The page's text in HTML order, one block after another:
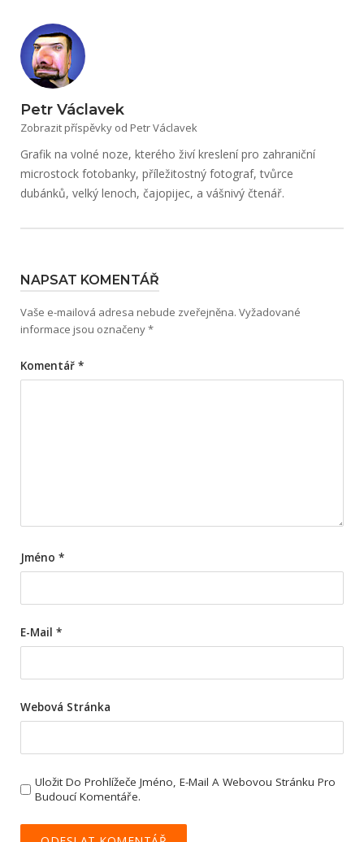
Petr Václavek
Zobrazit příspěvky od Petr Václavek
Grafik na volné noze, kterého živí kreslení pro zahraniční
microstock fotobanky, příležitostný fotograf, tvůrce
dubánků, velký lenoch, čajopijec, a vášnivý čtenář.
NAPSAT KOMENTÁŘ
Vaše e-mailová adresa nebude zveřejněna. Vyžadované
informace jsou označeny*
Komentář *
Jméno *
E-Mail *
Webová Stránka
Uložit Do Prohlížeče Jméno, E-Mail A Webovou Stránku Pro
Budoucí Komentáře.